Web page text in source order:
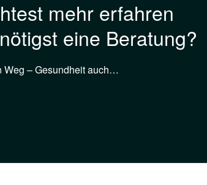
mehr erfahren
eine Beratung?
Weg – Gesundheit auch…